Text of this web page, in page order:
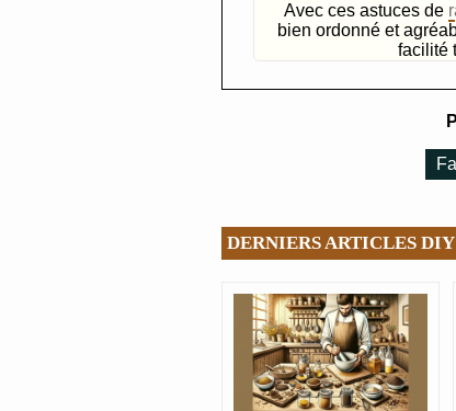
Avec ces astuces de
bien ordonné et
facilité
DERNIERS ARTICLES